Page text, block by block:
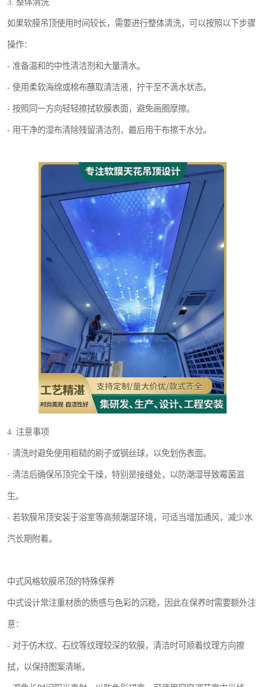
如果软膜吊顶使用时间较长，需要进行整体清洗，可以按照以下步骤
操作：
- 准备温和的中性清洁剂和大量清水。
- 使用柔软海绵或棉布蘸取清洁液，拧干至不滴水状态。
- 按照同一方向轻轻擦拭软膜表面，避免画圈摩擦。
- 用干净的湿布清除残留清洁剂，最后用干布擦干水分。
4. 注意事项
- 清洗时避免使用粗糙的刷子或钢丝球，以免划伤表面。
- 清洁后确保吊顶完全干燥，特别是接缝处，以防潮湿导致霉菌滋
生。
- 若软膜吊顶安装于浴室等高频潮湿环境，可适当增加通风，减少水
汽长期附着。
中式风格软膜吊顶的特殊保养
中式设计常注重材质的质感与色彩的沉稳，因此在保养时需要额外注
意：
- 对于仿木纹、石纹等纹理较深的软膜，清洁时可顺着纹理方向擦
拭，以保持图案清晰。